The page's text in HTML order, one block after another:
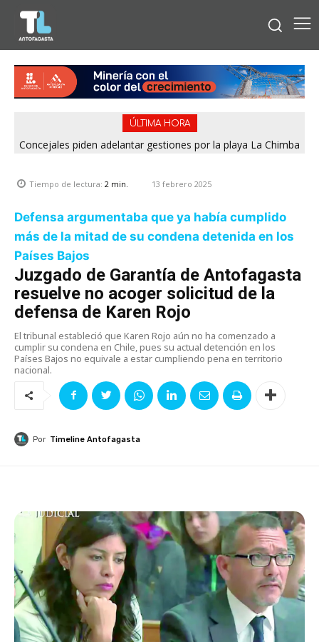
ÚLTIMA HORA
Concejales piden adelantar gestiones por la playa La Chimba
Tiempo de lectura: 2 min. 13 febrero 2025
Defensa argumentaba que ya había cumplido
más de la mitad de su condena detenida en los
Países Bajos
Juzgado de Garantía de Antofagasta
resuelve no acoger solicitud de la
defensa de Karen Rojo
El tribunal estableció que Karen Rojo aún no ha comenzado a
cumplir su condena en Chile, pues su actual detención en los
Países Bajos no equivale a estar cumpliendo pena en territorio
nacional.
Por Timeline Antofagasta